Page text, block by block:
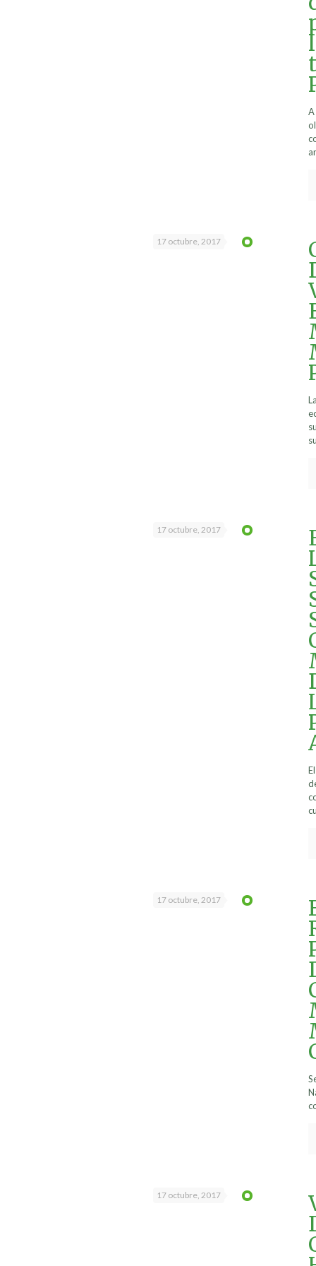
17 octubre, 2017
17 octubre, 2017
17 octubre, 2017
17 octubre, 2017